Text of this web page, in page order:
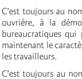
C’est toujours au
ouvrière, à la
bureaucratiques
maintenant le
les travailleurs.
C’est toujours au